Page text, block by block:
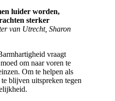
luider worden,
sterker
van Utrecht, Sharon
vraagt
om naar voren te
Om te helpen als
blijven uitspreken tegen